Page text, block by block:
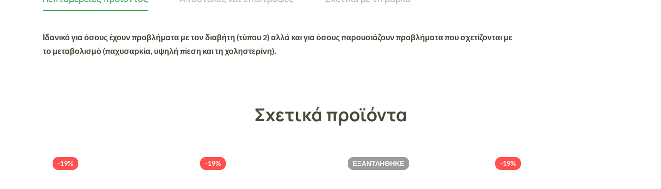
Ιδανικό για όσους έχουν προβλήματα με τον διαβήτη (τύπου 2) αλλά και για όσους παρουσιάζουν προβλήματα που σχετίζονται με
το μεταβολισμό (παχυσαρκία, υψηλή πίεση και τη χοληστερίνη).
Σχετικά προϊόντα
-19% -19% ΕΞΑΝΤΛΉΘΗΚΕ -19%